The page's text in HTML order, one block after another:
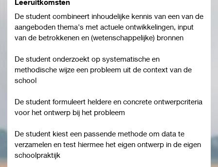
Leeruitkomsten
De student combineert inhoudelijke kennis van een van de
aangeboden thema's met actuele ontwikkelingen, input
van de betrokkenen en (wetenschappelijke) bronnen
De student onderzoekt op systematische en
methodische wijze een probleem uit de context van de
school
De student formuleert heldere en concrete ontwerpcriteria
voor het ontwerp bij het probleem
De student kiest een passende methode om data te
verzamelen en test hiermee het eigen ontwerp in de eigen
schoolpraktijk